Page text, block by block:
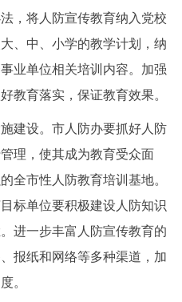
，将人防宣传教育纳入党校
、中、小学的教学计划，纳
业单位相关培训内容。加强
教育落实，保证教育效果。
设。市人防办要抓好人防
理，使其成为教育受众面
全市性人防教育培训基地。
标单位要积极建设人防知识
进一步丰富人防宣传教育的
报纸和网络等多种渠道，加
。